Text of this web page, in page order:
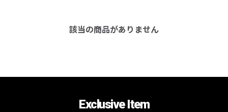
該当の商品がありません
Exclusive Item